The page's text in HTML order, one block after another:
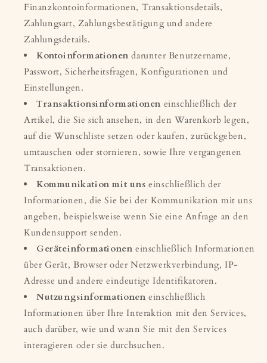
Finanzkontoinformationen, Transaktionsdetails,
Zahlungsart, Zahlungsbestätigung und andere
Zahlungsdetails.
Kontoinformationen darunter Benutzername,
Passwort, Sicherheitsfragen, Konfigurationen und
Einstellungen.
Transaktionsinformationen einschließlich der
Artikel, die Sie sich ansehen, in den Warenkorb legen,
auf die Wunschliste setzen oder kaufen, zurückgeben,
umtauschen oder stornieren, sowie Ihre vergangenen
Transaktionen.
Kommunikation mit uns einschließlich der
Informationen, die Sie bei der Kommunikation mit uns
angeben, beispielsweise wenn Sie eine Anfrage an den
Kundensupport senden.
Geräteinformationen einschließlich Informationen
über Gerät, Browser oder Netzwerkverbindung, IP-
Adresse und andere eindeutige Identifikatoren.
Nutzungsinformationen einschließlich
Informationen über Ihre Interaktion mit den Services,
auch darüber, wie und wann Sie mit den Services
interagieren oder sie durchsuchen.